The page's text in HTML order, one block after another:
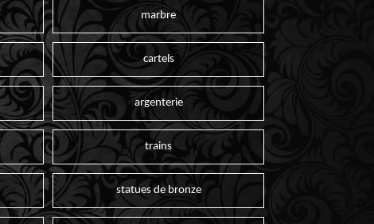
marbre
cartels
argenterie
trains
statues de bronze